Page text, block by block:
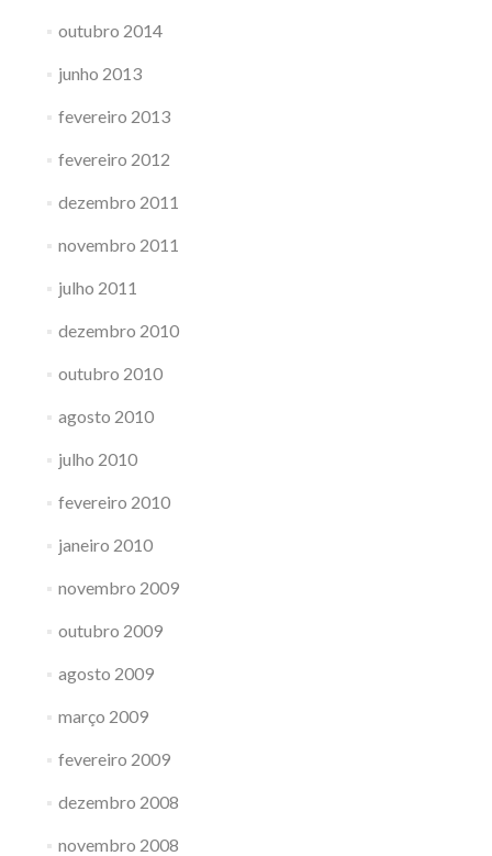
outubro 2014
junho 2013
fevereiro 2013
fevereiro 2012
dezembro 2011
novembro 2011
julho 2011
dezembro 2010
outubro 2010
agosto 2010
julho 2010
fevereiro 2010
janeiro 2010
novembro 2009
outubro 2009
agosto 2009
março 2009
fevereiro 2009
dezembro 2008
novembro 2008